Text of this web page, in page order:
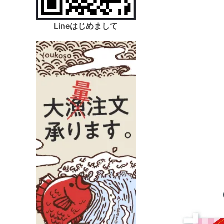
Lineはじめまして